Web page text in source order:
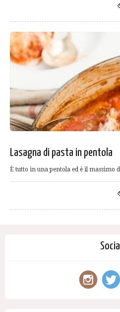
Lasagna di pasta in pentola
È tutto in una pentola ed è il massimo
Social